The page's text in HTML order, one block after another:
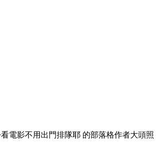
電影不用出門排隊耶 的部落格作者大頭照